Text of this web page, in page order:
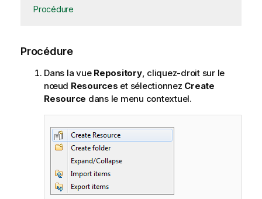
Procédure
Procédure
Dans la vue Repository, cliquez-droit sur le
nœud Resources et sélectionnez Create
Resource dans le menu contextuel.